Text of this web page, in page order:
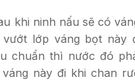
khi ninh nấu sẽ có
lớp váng bọt này
chuẩn thì nước đó
này đi khi chan